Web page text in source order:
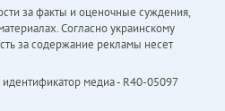
за факты и оценочные суждения,
Согласно украинскому
за содержание рекламы несет
медиа - R40-05097